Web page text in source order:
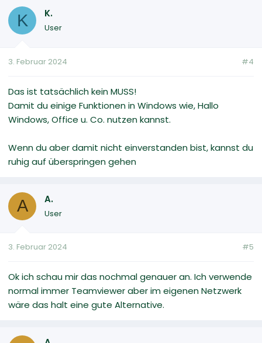
K K.
User
3. Februar 2024 #4
Das ist tatsächlich kein MUSS!
Damit du einige Funktionen in Windows wie, Hallo
Windows, Office u. Co. nutzen kannst.
Wenn du aber damit nicht einverstanden bist, kannst du
ruhig auf überspringen gehen
A A.
User
3. Februar 2024 #5
Ok ich schau mir das nochmal genauer an. Ich verwende
normal immer Teamviewer aber im eigenen Netzwerk
wäre das halt eine gute Alternative.